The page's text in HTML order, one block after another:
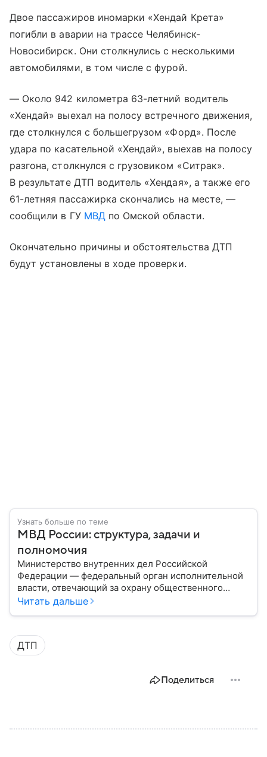
Двое пассажиров иномарки «Хендай Крета»
погибли в аварии на трассе Челябинск-
Новосибирск. Они столкнулись с несколькими
автомобилями, в том числе с фурой.
— Около 942 километра 63-летний водитель
«Хендай» выехал на полосу встречного движения,
где столкнулся с большегрузом «Форд». После
удара по касательной «Хендай», выехав на полосу
разгона, столкнулся с грузовиком «Ситрак».
В результате ДТП водитель «Хендая», а также его
61-летняя пассажирка скончались на месте, —
сообщили в ГУ МВД по Омской области.
Окончательно причины и обстоятельства ДТП
будут установлены в ходе проверки.
Узнать больше по теме
МВД России: структура, задачи и
полномочия
Министерство внутренних дел Российской
Федерации — федеральный орган исполнительной
власти, отвечающий за охрану общественного
порядка, борьбу с преступностью, обеспечение
В материале рассказываем, чем занимается МВД
России, какие задачи выполняет министерство, как
устроена его структура, кто возглавляет ведомство
Читать дальше
ДТП
Поделиться